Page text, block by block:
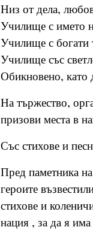
Низ от дела,
Училище с името
Училище с богати
Училище със
Обикновено,
На тържество,
призови места в
Със стихове и
Пред паметника
героите
стихове и
нация , за да я